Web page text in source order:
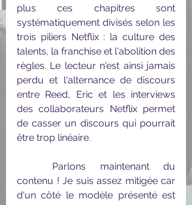
plus ces chapitres sont
systématiquement divisés selon les
trois piliers Netflix : la culture des
talents, la franchise et l'abolition des
règles. Le lecteur n'est ainsi jamais
perdu et l'alternance de discours
entre Reed, Eric et les interviews
des collaborateurs Netflix permet
de casser un discours qui pourrait
être trop linéaire.
contenu ! Je suis assez mitigée car
d'un côté le modèle présenté est